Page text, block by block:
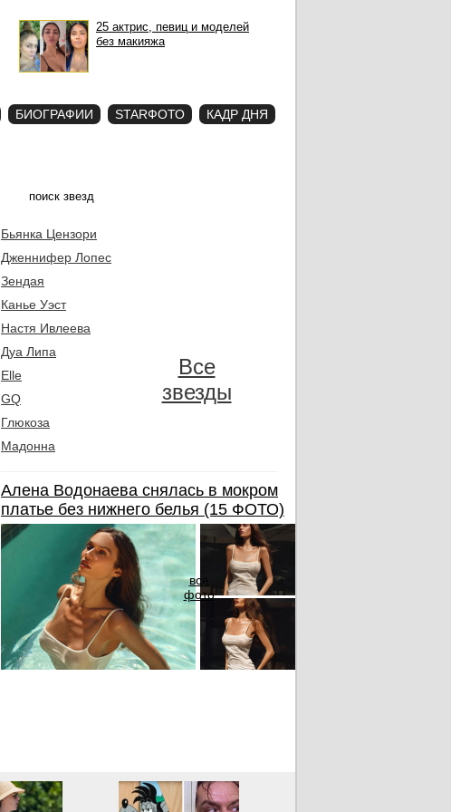
25 актрис, певиц и моделей
без макияжа
БИОГРАФИИ STARФОТО КАДР ДНЯ
Бьянка Цензори
Дженнифер Лопес
Зендая
Канье Уэст
Настя Ивлеева
Дуа Липа
Elle
GQ
Глюкоза
Мадонна
Все
звезды
Алена Водонаева снялась в мокром
платье без нижнего белья (15 ФОТО)
все
фото